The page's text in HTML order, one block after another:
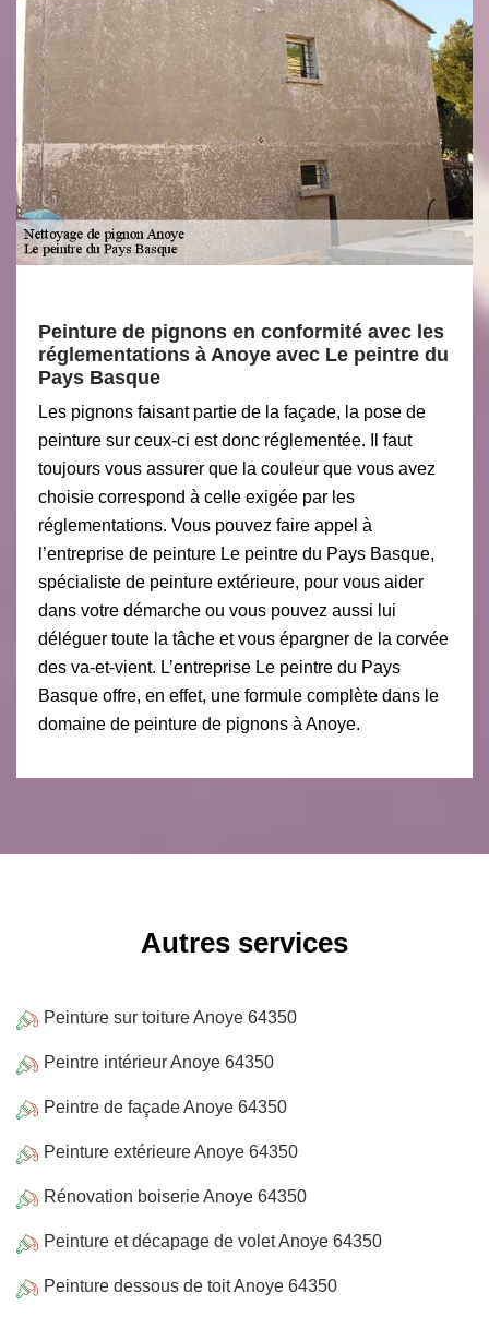
Peinture de pignons en conformité avec les
réglementations à Anoye avec Le peintre du
Pays Basque
Les pignons faisant partie de la façade, la pose de
peinture sur ceux-ci est donc réglementée. Il faut
toujours vous assurer que la couleur que vous avez
choisie correspond à celle exigée par les
réglementations. Vous pouvez faire appel à
l’entreprise de peinture Le peintre du Pays Basque,
spécialiste de peinture extérieure, pour vous aider
dans votre démarche ou vous pouvez aussi lui
déléguer toute la tâche et vous épargner de la corvée
des va-et-vient. L’entreprise Le peintre du Pays
Basque offre, en effet, une formule complète dans le
domaine de peinture de pignons à Anoye.
Autres services
Peinture sur toiture Anoye 64350
Peintre intérieur Anoye 64350
Peintre de façade Anoye 64350
Peinture extérieure Anoye 64350
Rénovation boiserie Anoye 64350
Peinture et décapage de volet Anoye 64350
Peinture dessous de toit Anoye 64350